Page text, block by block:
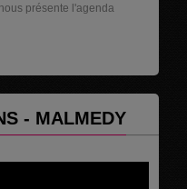
présente l'agenda
- MALMEDY